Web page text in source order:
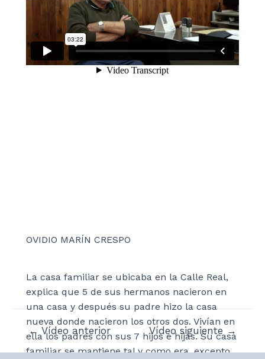
OVIDIO MARÍN CRESPO
La casa familiar se ubicaba en la Calle Real,
explica que 5 de sus hermanos nacieron en
una casa y después su padre hizo la casa
nueva donde nacieron los otros dos. Vivían en
ella los padres con sus 7 hijos e hijas. Su casa
familiar se mantiene tal y como era, excepto
Navegación
← Vídeo anterior Vídeo siguiente →